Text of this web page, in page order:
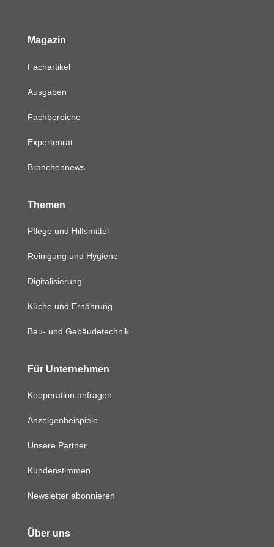
Magazin
Fachartikel
Ausgaben
Fachbereiche
Expertenrat
Branchennews
Themen
Pflege und Hilfsmittel
Reinigung und Hygiene
Digitalisierung
Küche und Ernährung
Bau- und Gebäudetechnik
Für Unternehmen
Kooperation anfragen
Anzeigenbeispiele
Unsere Partner
Kundenstimmen
Newsletter abonnieren
Über uns